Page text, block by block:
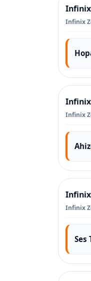
Infinix
Infinix
Infinix
Infinix
Infinix
Infinix
Ses